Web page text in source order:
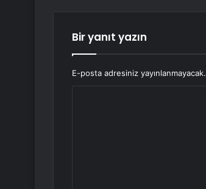
Bir yanıt yazın
E-posta adresiniz yayınlanmayacak.